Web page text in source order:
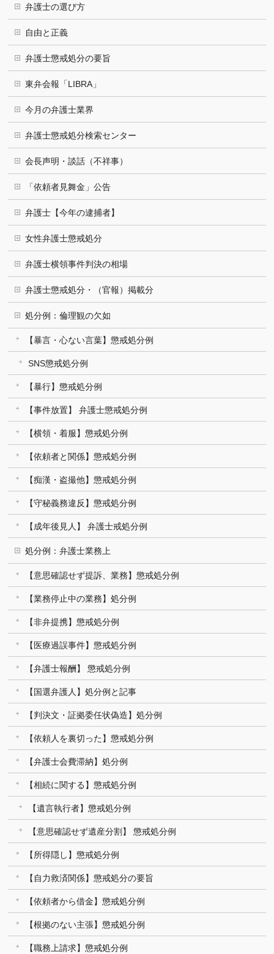
弁護士の選び方
自由と正義
弁護士懲戒処分の要旨
東弁会報「LIBRA」
今月の弁護士業界
弁護士懲戒処分検索センター
会長声明・談話（不祥事）
「依頼者見舞金」公告
弁護士【今年の逮捕者】
女性弁護士懲戒処分
弁護士横領事件判決の相場
弁護士懲戒処分・（官報）掲載分
処分例：倫理観の欠如
【暴言・心ない言葉】懲戒処分例
SNS懲戒処分例
【暴行】懲戒処分例
【事件放置】 弁護士懲戒処分例
【横領・着服】懲戒処分例
【依頼者と関係】懲戒処分例
【痴漢・盗撮他】懲戒処分例
【守秘義務違反】懲戒処分例
【成年後見人】 弁護士戒処分例
処分例：弁護士業務上
【意思確認せず提訴、業務】懲戒処分例
【業務停止中の業務】処分例
【非弁提携】懲戒処分例
【医療過誤事件】懲戒処分例
【弁護士報酬】 懲戒処分例
【国選弁護人】処分例と記事
【判決文・証拠委任状偽造】処分例
【依頼人を裏切った】懲戒処分例
【弁護士会費滞納】処分例
【相続に関する】懲戒処分例
【遺言執行者】懲戒処分例
【意思確認せず遺産分割】 懲戒処分例
【所得隠し】懲戒処分例
【自力救済関係】懲戒処分の要旨
【依頼者から借金】懲戒処分例
【根拠のない主張】懲戒処分例
【職務上請求】懲戒処分例